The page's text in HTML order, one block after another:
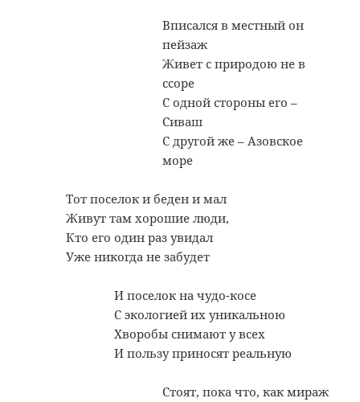
Вписался в местный он
пейзаж
Живет с природою не в
ссоре
С одной стороны его –
Сиваш
С другой же – Азовское
море
Тот поселок и беден и мал
Живут там хорошие люди,
Кто его один раз увидал
Уже никогда не забудет
И поселок на чудо-косе
С экологией их уникальною
Хворобы снимают у всех
И пользу приносят реальную
Стоят, пока что, как мираж